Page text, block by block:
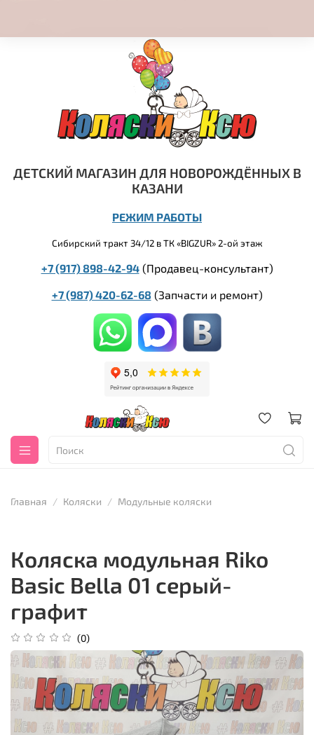
ДЕТСКИЙ МАГАЗИН ДЛЯ НОВОРОЖДЁННЫХ В
КАЗАНИ
РЕЖИМ РАБОТЫ
Сибирский тракт 34/12 в ТК «BIGZUR» 2-ой этаж
+7 (917) 898-42-94(Продавец-консультант)
+7 (987) 420-62-68 (Запчасти и ремонт)
Главная Коляски Модульные коляски
Коляска модульная Riko
Basic Bella 01 серый-
графит
(0)